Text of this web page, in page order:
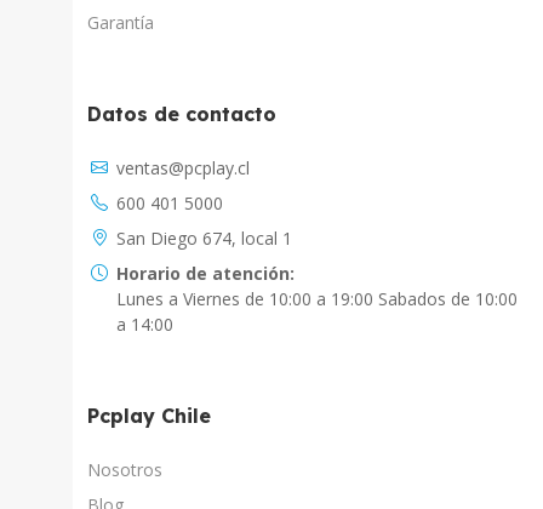
Garantía
Datos de contacto
ventas@pcplay.cl
600 401 5000
San Diego 674, local 1
Horario de atención:
Lunes a Viernes de 10:00 a 19:00 Sabados de 10:00
a 14:00
Pcplay Chile
Nosotros
Blog
Chat con IA
PcPlay Santiago / Web
Hola soy Freddy, en que puedo ayudarte...
PcPlay Santiago / Tienda
PCPlay Osorno